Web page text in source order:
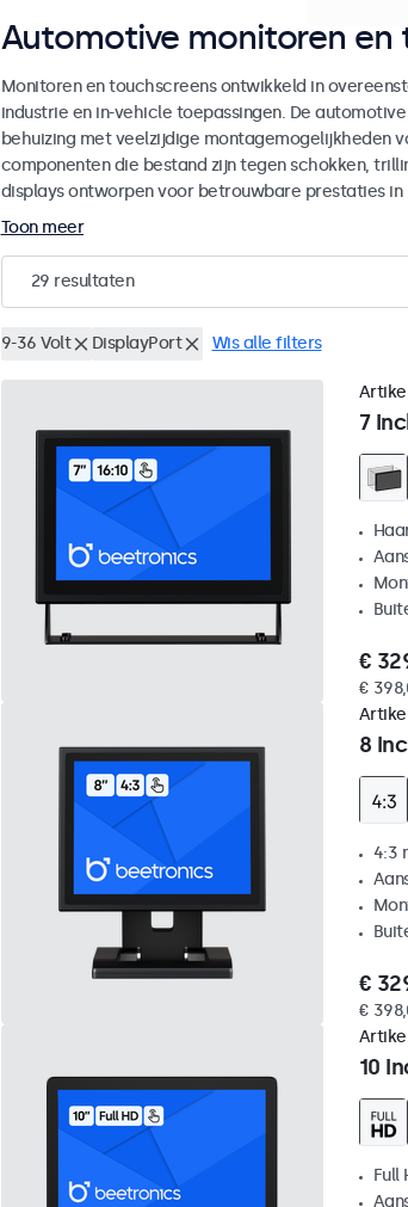
Automotive monitoren en
Monitoren en touchscreens ontwikkeld in
industrie en in-vehicle toepassingen. De
behuizing met veelzijdige montagemogelijkheden
componenten die bestand zijn tegen schokken,
displays ontworpen voor betrouwbare prestaties
Toon meer
29 resultaten
9-36 Volt DisplayPort Wis alle filters
7
€
€
8
4:3
€
€
10
Full